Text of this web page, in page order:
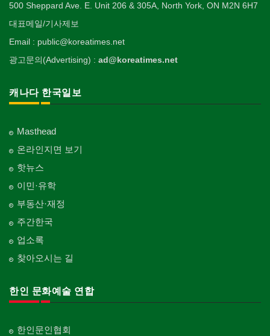
500 Sheppard Ave. E. Unit 206 & 305A, North York, ON M2N 6H7
대표메일/기사제보
Email : public@koreatimes.net
광고문의(Advertising) : ad@koreatimes.net
캐나다 한국일보
Masthead
온라인지면 보기
핫뉴스
이민·유학
부동산·재정
주간한국
업소록
찾아오시는 길
한인 문화예술 연합
한인문인협회